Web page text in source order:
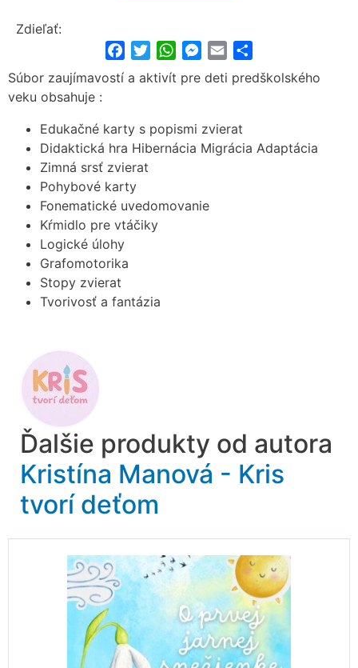
Zdieľať:
FacebookTwitterWhatsApp
Messenger
Email
Súbor zaujímavostí a aktivít pre deti predškolského
veku obsahuje :
Edukačné karty s popismi zvierat
Didaktická hra Hibernácia Migrácia Adaptácia
Zimná srsť zvierat
Pohybové karty
Fonematické uvedomovanie
Kŕmidlo pre vtáčiky
Logické úlohy
Grafomotorika
Stopy zvierat
Tvorivosť a fantázia
Ďalšie produkty od autora
Kristína Manová - Kris
tvorí deťom